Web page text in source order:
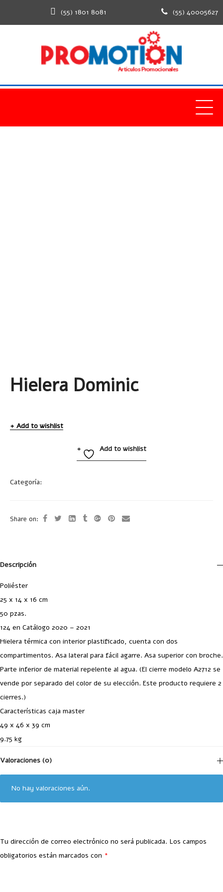
(55) 1801 8081 (55) 40005627
Hielera Dominic
Add to wishlist
Add to wishlist
Categoría:
Share on:
Descripción
Poliéster
25 x 14 x 16 cm
50 pzas.
124 en Catálogo 2020 – 2021
Hielera térmica con interior plastificado, cuenta con dos
compartimentos. Asa lateral para fácil agarre. Asa superior con broche.
Parte inferior de material repelente al agua. (El cierre modelo A2712 se
vende por separado del color de su elección. Este producto requiere 2
cierres.)
Características caja master
49 x 46 x 39 cm
9.75 kg
Valoraciones (0)
No hay valoraciones aún.
Tu dirección de correo electrónico no será publicada. Los campos
obligatorios están marcados con *